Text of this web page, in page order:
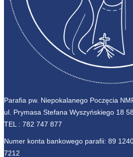
Parafia pw. Niepokalanego Poczęcia
ul. Prymasa Stefana Wyszyńskiego 18
TEL : 782 747 877
Numer konta bankowego parafii: 89
7212